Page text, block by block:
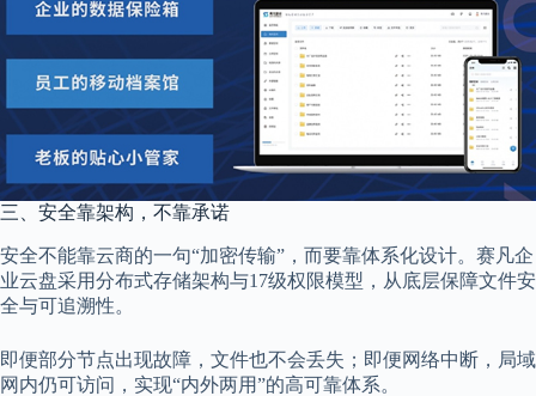
三、安全靠架构，不靠承诺
安全不能靠云商的一句“加密传输”，而要靠体系化设计。赛凡企
业云盘采用分布式存储架构与17级权限模型，从底层保障文件安
全与可追溯性。
即便部分节点出现故障，文件也不会丢失；即便网络中断，局域
网内仍可访问，实现“内外两用”的高可靠体系。